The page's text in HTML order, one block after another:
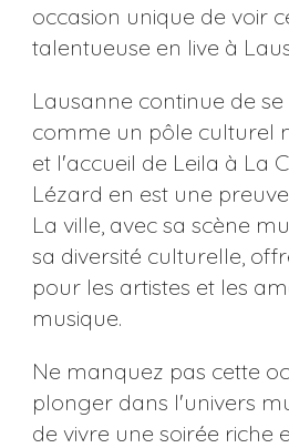
occasion unique de voir
talentueuse en live à
Lausanne continue de
comme un pôle culturel
et l'accueil de Leila à La
Lézard en est une
La ville, avec sa scène
sa diversité culturelle,
pour les artistes et les
musique.
Ne manquez pas cette
plonger dans l'univers
de vivre une soirée riche